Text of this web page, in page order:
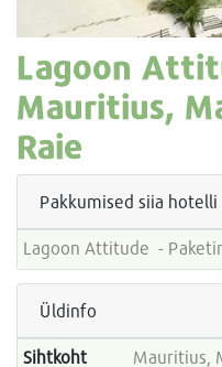
Lagoon
Mauritius,
Raie
Pakkumised siia hotelli
Lagoon Attitude -
Üldinfo
Sihtkoht
Mauritius,